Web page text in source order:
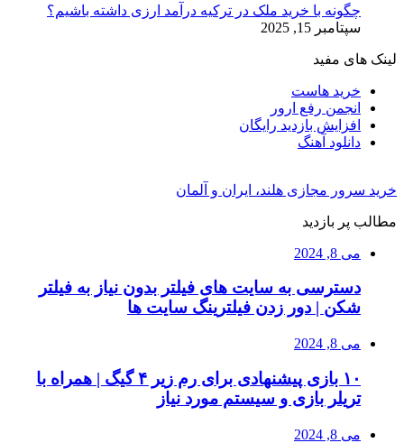
چگونه با خرید ملک در ترکیه درآمد ارزی داشته باشیم؟
سپتامبر 15, 2025
لینک های مفید
خرید هاست
انجمن رفع ارور
افزایش بازدید رایگان
دانلود آهنگ
خرید سرور مجازی هلند، ایران و آلمان
مطالب پر بازدید
می 8, 2024
دسترسی به سایت های فیلتر بدون نیاز به فیلتر
شکن | دور زدن فیلترینگ سایت ها
می 8, 2024
۱۰ بازی پیشنهادی برای رم زیر ۴ گیگ | همراه با
تریلر بازی و سیستم مورد نیاز
می 8, 2024